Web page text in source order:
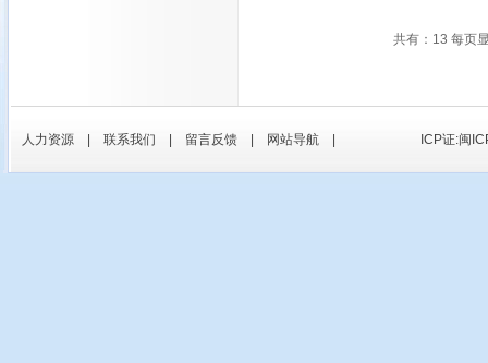
共有：13 每页
人力资源 联系我们 留言反馈 网站导航 ICP证:闽